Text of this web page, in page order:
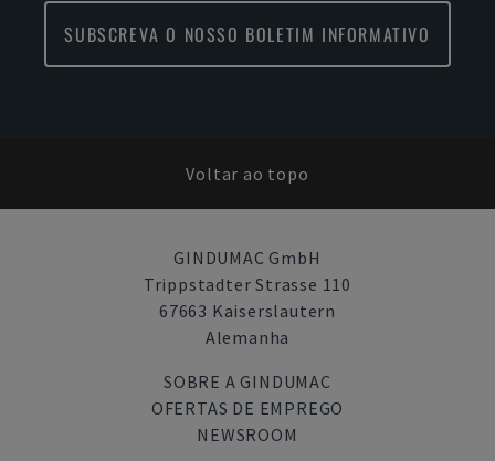
SUBSCREVA O NOSSO BOLETIM INFORMATIVO
Voltar ao topo
GINDUMAC GmbH
Trippstadter Strasse 110
67663 Kaiserslautern
Alemanha
SOBRE A GINDUMAC
OFERTAS DE EMPREGO
NEWSROOM